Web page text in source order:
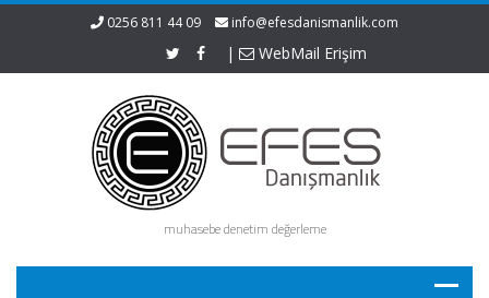
0256 811 44 09 info@efesdanismanlik.com
| WebMail Erişim
muhasebe denetim değerleme